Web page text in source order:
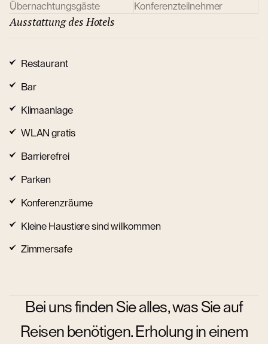
Übernachtungsgäste Konferenzteilnehmer
Ausstattung des Hotels
Restaurant
Bar
Klimaanlage
WLAN gratis
Barrierefrei
Parken
Konferenzräume
Kleine Haustiere sind willkommen
Zimmersafe
Bei uns finden Sie alles, was Sie auf
Reisen benötigen. Erholung in einem